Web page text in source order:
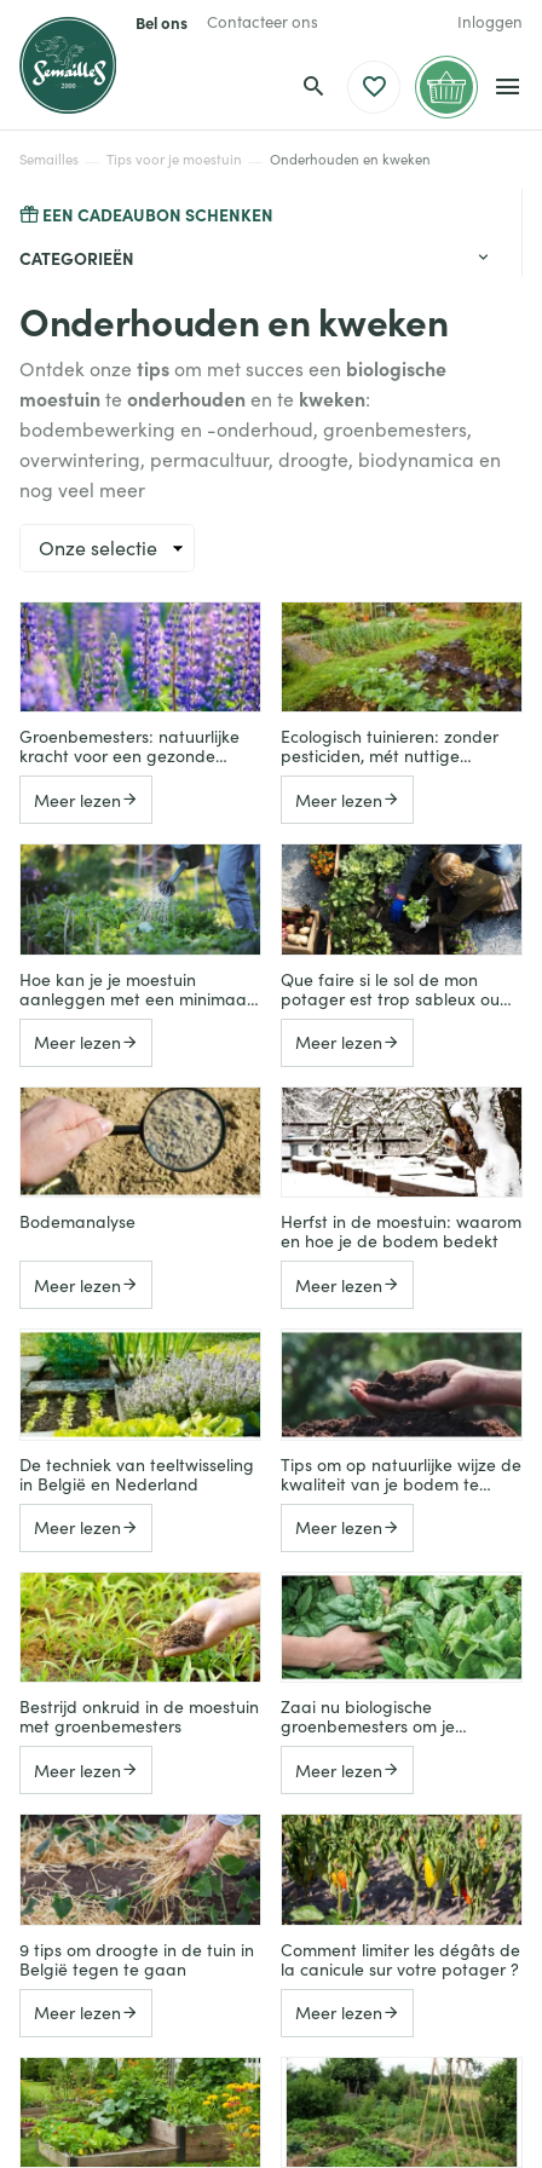
Bel ons Contacteer ons Inloggen
Semailles Tips voor je moestuin Onderhouden en kweken
EEN CADEAUBON SCHENKEN
CATEGORIEËN
Onderhouden en kweken
Ontdek onze tipsom met succes een biologische
moestuinte onderhoudenen te kweken:
bodembewerking en -onderhoud, groenbemesters,
overwintering, permacultuur, droogte, biodynamica en
nog veel meer
Groenbemesters: natuurlijke
kracht voor een gezonde
moestuin
Meer lezen
Ecologisch tuinieren: zonder
pesticiden, mét nuttige
insecten
Meer lezen
Hoe kan je je moestuin
aanleggen met een minimaal
waterverbruik?
Meer lezen
Que faire si le sol de mon
potager est trop sableux ou
trop argileux ?
Meer lezen
Bodemanalyse
Meer lezen
Herfst in de moestuin: waarom
en hoe je de bodem bedekt
Meer lezen
De techniek van teeltwisseling
in België en Nederland
Meer lezen
Tips om op natuurlijke wijze de
kwaliteit van je bodem te
verbeteren
Meer lezen
Bestrijd onkruid in de moestuin
met groenbemesters
Meer lezen
Zaai nu biologische
groenbemesters om je
moestuin voor te bereiden
Meer lezen
9 tips om droogte in de tuin in
België tegen te gaan
Meer lezen
Comment limiter les dégâts de
la canicule sur votre potager ?
Meer lezen